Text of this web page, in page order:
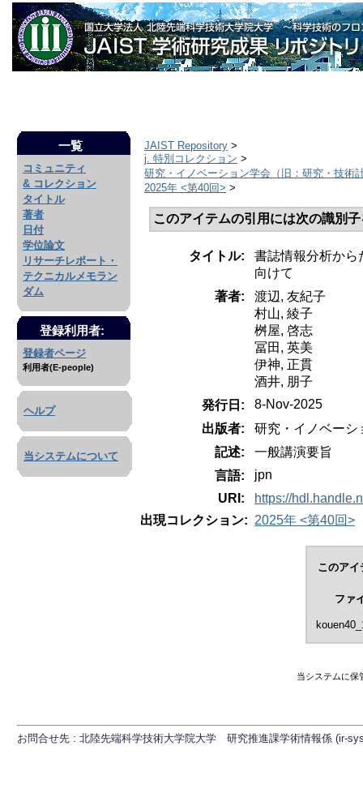
一覧
コミュニティ
& コレクション
タイトル
著者
日付
学位論文
リサーチレポート・
テクニカルメモラン
ダム
登録利用者:
登録者ページ
利用者(E-people)
ヘルプ
当システムについて
JAIST Repository >
j. 特別コレクション >
研究・イノベーション学会（旧：研究・技術
2025年 <第40回> >
このアイテムの引用には次の識別
タイトル:
書誌情報分析から
向けて
著者:
渡辺, 友紀子
村山, 綾子
桝屋, 啓志
冨田, 英美
伊神, 正貫
酒井, 朋子
発行日:
8-Nov-2025
出版者:
研究・イノベーシ
記述:
一般講演要旨
言語:
jpn
URI:
https://
出現コレクション: 2025年 <第40回>
このアイ
ファ
当システムに保
お問合せ先 : 北陸先端科学技術大学院大学 研究推進課学術情報係 (ir-